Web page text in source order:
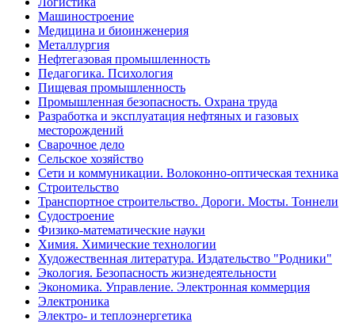
Машиностроение
Медицина и биоинженерия
Металлургия
Нефтегазовая промышленность
Педагогика. Психология
Пищевая промышленность
Промышленная безопасность. Охрана труда
Разработка и эксплуатация нефтяных и газовых
месторождений
Сварочное дело
Сельское хозяйство
Сети и коммуникации. Волоконно-оптическая техника
Строительство
Транспортное строительство. Дороги. Мосты. Тоннели
Судостроение
Физико-математические науки
Химия. Химические технологии
Художественная литература. Издательство "Родники"
Экология. Безопасность жизнедеятельности
Экономика. Управление. Электронная коммерция
Электроника
Электро- и теплоэнергетика